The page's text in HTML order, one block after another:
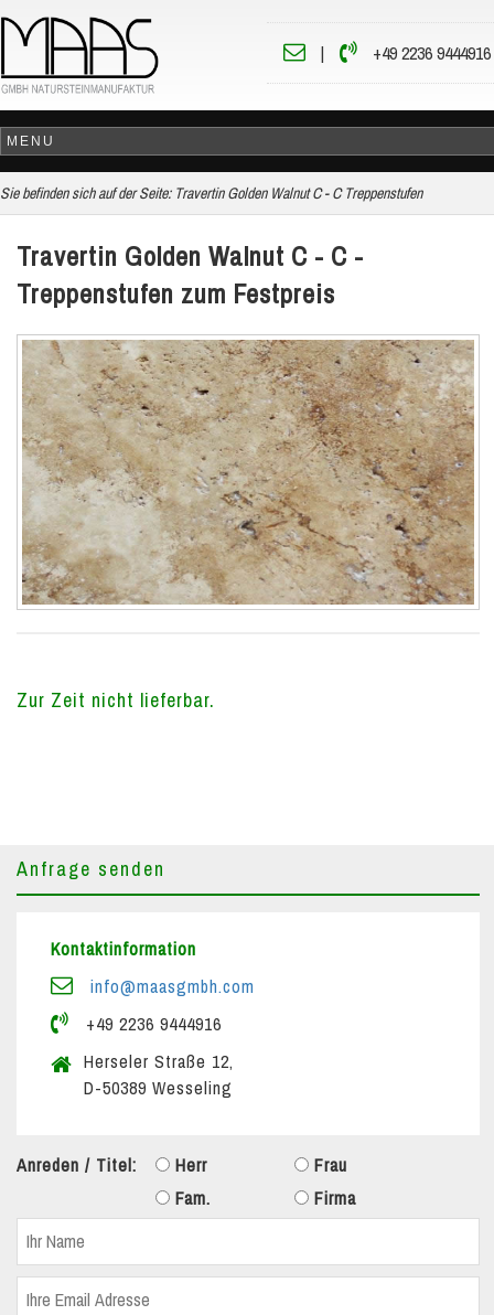
| +49 2236 9444916
Sie befinden sich auf der Seite: Travertin Golden Walnut C - C Treppenstufen
Travertin Golden Walnut C - C -
Treppenstufen zum Festpreis
Zur Zeit nicht lieferbar.
Anfrage senden
Kontaktinformation
info@maasgmbh.com
+49 2236 9444916
Herseler Straße 12,
D-50389 Wesseling
Anreden / Titel: Herr
Frau
Fam.
Firma